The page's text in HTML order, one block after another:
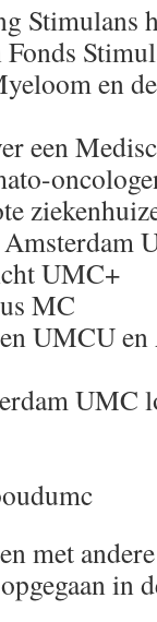
Stimulans
en
een
UMC+
MC
UMCU
UMC
met andere
in